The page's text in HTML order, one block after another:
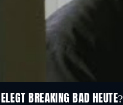
BREAKING BAD HEUTE?